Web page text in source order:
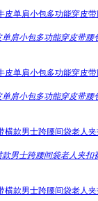
肩小包多功能穿皮带腰
肩小包多功能穿皮带腰
男士跨腰间袋老人夹扣